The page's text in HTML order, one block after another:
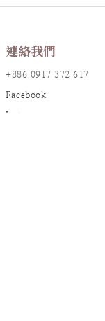
連絡我們
+886 0917 372 617
Facebook
Instagram